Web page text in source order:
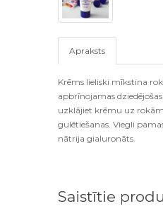
Apraksts
Krēms lieliski mīkstina
apbrīnojamas
uzklājiet krēmu uz
gulētiešanas. Viegli
nātrija gialuronāts.
Saistītie